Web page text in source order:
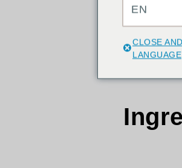
EN
CLOSE
LANGUAGE